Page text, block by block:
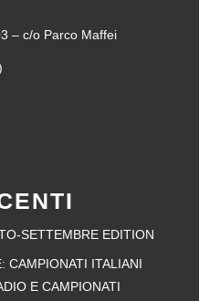
– c/o Parco Maffei
SETTEMBRE EDITION
CAMPIONATI ITALIANI
E CAMPIONATI